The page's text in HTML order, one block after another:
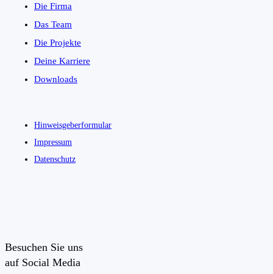
Die Firma
Das Team
Die Projekte
Deine Karriere
Downloads
Hinweisgeberformular
Impressum
Datenschutz
Besuchen Sie uns
auf Social Media